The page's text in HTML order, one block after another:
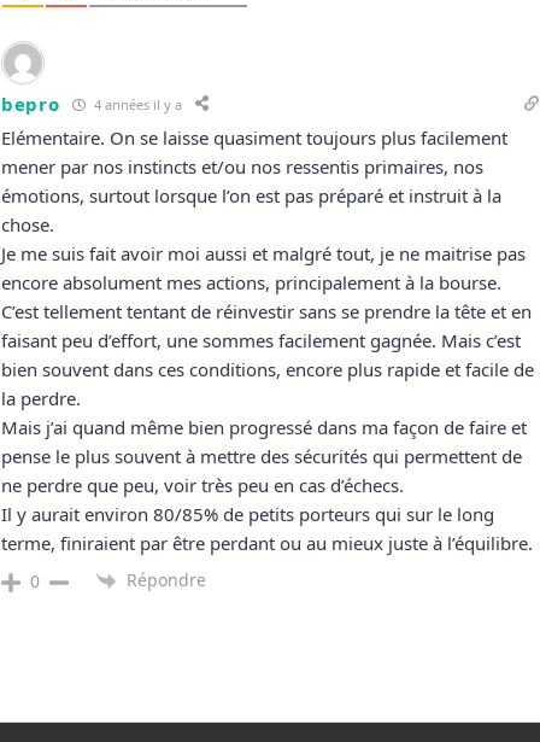
bepro 4 années il y a
Elémentaire. On se laisse quasiment toujours plus facilement
mener par nos instincts et/ou nos ressentis primaires, nos
émotions, surtout lorsque l’on est pas préparé et instruit à la
chose.
Je me suis fait avoir moi aussi et malgré tout, je ne maitrise pas
encore absolument mes actions, principalement à la bourse.
C’est tellement tentant de réinvestir sans se prendre la tête et en
faisant peu d’effort, une sommes facilement gagnée. Mais c’est
bien souvent dans ces conditions, encore plus rapide et facile de
la perdre.
Mais j’ai quand même bien progressé dans ma façon de faire et
pense le plus souvent à mettre des sécurités qui permettent de
ne perdre que peu, voir très peu en cas d’échecs.
Il y aurait environ 80/85% de petits porteurs qui sur le long
terme, finiraient par être perdant ou au mieux juste à l’équilibre.
0 Répondre